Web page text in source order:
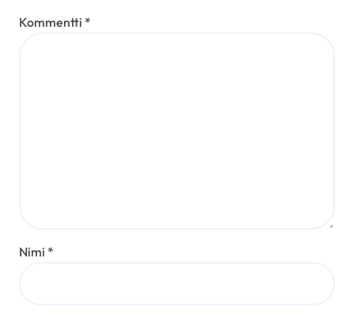
Kommentti *
Nimi *